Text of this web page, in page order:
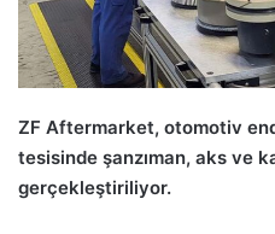
ZF Aftermarket, otomotiv
tesisinde şanzıman, aks ve
gerçekleştiriliyor.